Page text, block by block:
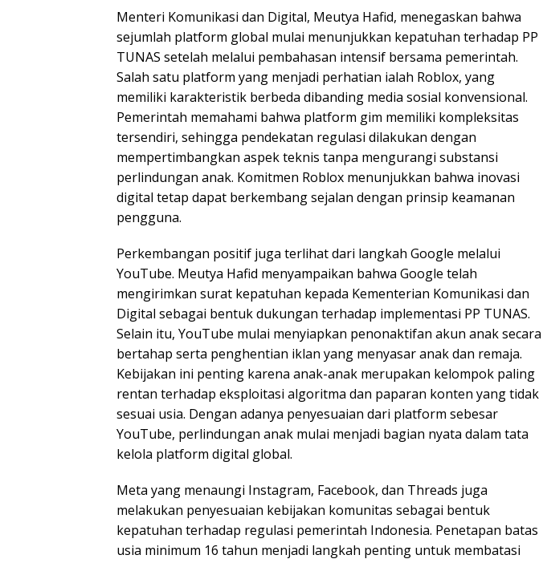
Menteri Komunikasi dan Digital, Meutya Hafid, menegaskan bahwa
sejumlah platform global mulai menunjukkan kepatuhan terhadap PP
TUNAS setelah melalui pembahasan intensif bersama pemerintah.
Salah satu platform yang menjadi perhatian ialah Roblox, yang
memiliki karakteristik berbeda dibanding media sosial konvensional.
Pemerintah memahami bahwa platform gim memiliki kompleksitas
tersendiri, sehingga pendekatan regulasi dilakukan dengan
mempertimbangkan aspek teknis tanpa mengurangi substansi
perlindungan anak. Komitmen Roblox menunjukkan bahwa inovasi
digital tetap dapat berkembang sejalan dengan prinsip keamanan
pengguna.
Perkembangan positif juga terlihat dari langkah Google melalui
YouTube. Meutya Hafid menyampaikan bahwa Google telah
mengirimkan surat kepatuhan kepada Kementerian Komunikasi dan
Digital sebagai bentuk dukungan terhadap implementasi PP TUNAS.
Selain itu, YouTube mulai menyiapkan penonaktifan akun anak secara
bertahap serta penghentian iklan yang menyasar anak dan remaja.
Kebijakan ini penting karena anak-anak merupakan kelompok paling
rentan terhadap eksploitasi algoritma dan paparan konten yang tidak
sesuai usia. Dengan adanya penyesuaian dari platform sebesar
YouTube, perlindungan anak mulai menjadi bagian nyata dalam tata
kelola platform digital global.
Meta yang menaungi Instagram, Facebook, dan Threads juga
melakukan penyesuaian kebijakan komunitas sebagai bentuk
kepatuhan terhadap regulasi pemerintah Indonesia. Penetapan batas
usia minimum 16 tahun menjadi langkah penting untuk membatasi